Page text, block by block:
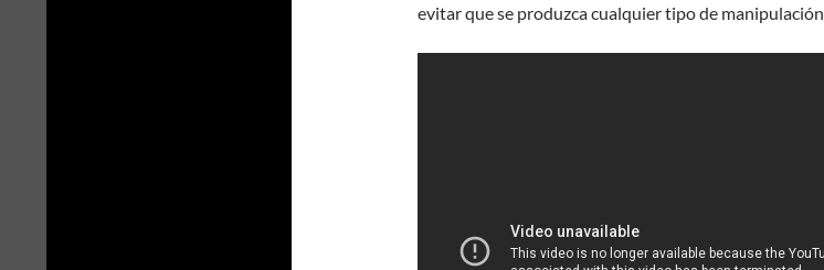
evitar que se produzca cualquier tipo de manipulación.